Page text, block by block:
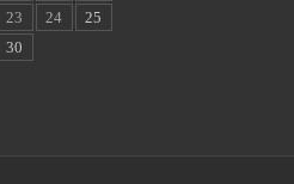
23 24
25
30